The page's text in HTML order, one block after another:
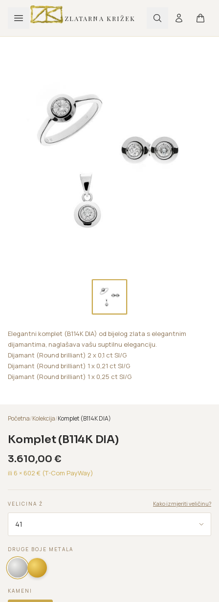
ZLATARNA KRIŽEK
Elegantni komplet (B114K DIA) od bijelog zlata s elegantnim
dijamantima, naglašava vašu suptilnu eleganciju.
Dijamant (Round brilliant) 2 x 0,1 ct SI/G
Dijamant (Round brilliant) 1 x 0,21 ct SI/G
Dijamant (Round brilliant) 1 x 0,25 ct SI/G
Početna/Kolekcija/Komplet (B114K DIA)
Komplet (B114K DIA)
3.610,00 €
ili 6 × 602 € (T-Com PayWay)
VELICINA Ž Kako izmjeriti veličinu?
DRUGE BOJE METALA
KAMENI